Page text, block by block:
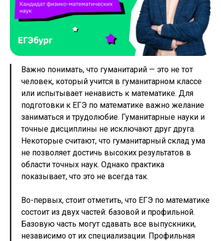
Важно понимать, что гуманитарий — это не тот
человек, который учится в гуманитарном классе
или испытывает ненависть к математике. Для
подготовки к ЕГЭ по математике важно желание
заниматься и трудолюбие. Гуманитарные науки и
точные дисциплины не исключают друг друга.
Некоторые считают, что гуманитарный склад ума
не позволяет достичь высоких результатов в
области точных наук. Однако практика
показывает, что это не всегда так.
Во-первых, стоит отметить, что ЕГЭ по математике
состоит из двух частей: базовой и профильной.
Базовую часть могут сдавать все выпускники,
независимо от их специализации. Профильная